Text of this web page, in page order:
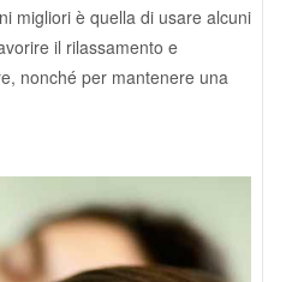
migliori è quella di usare alcuni
il rilassamento e
nonché per mantenere una